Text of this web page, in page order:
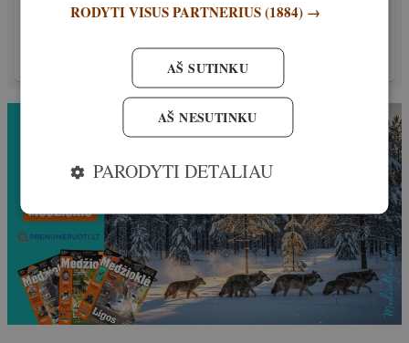
TOP 3 šventinės grėsmės augintiniams. Kaip
28. gruodis, 2025
RODYTI VISUS PARTNERIUS(1884) →
AŠ SUTINKU
AŠ NESUTINKU
PARODYTI DETALIAU